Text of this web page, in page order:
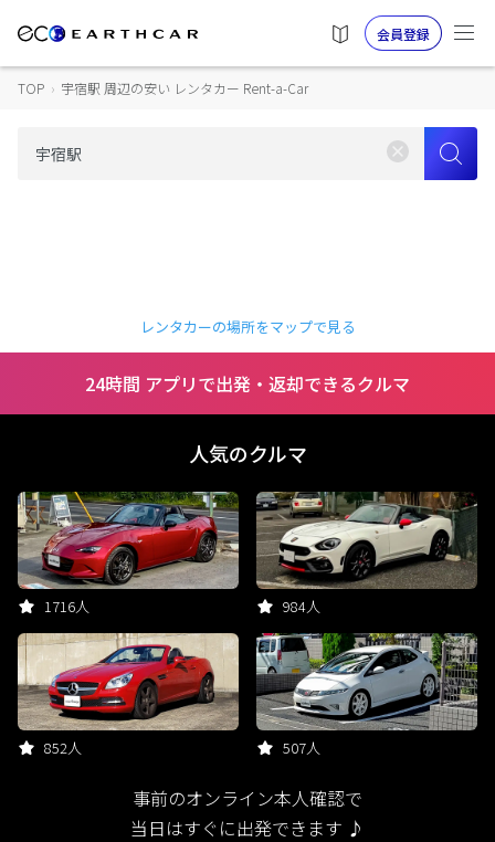
会員登録
TOP › 宇宿駅 周辺の安い レンタカー Rent-a-Car
レンタカーの場所をマップで見る
24時間 アプリで出発・返却できるクルマ
人気のクルマ
1716人 984人
852人 507人
事前のオンライン本人確認で
当日はすぐに出発できます ♪